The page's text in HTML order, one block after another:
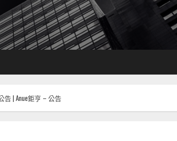
| Anue鉅亨 – 公告